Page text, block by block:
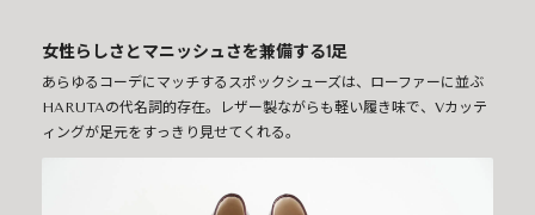
女性らしさとマニッシュさを兼備する1足
あらゆるコーデにマッチするスポックシューズは、ローファーに並ぶ
HARUTAの代名詞的存在。レザー製ながらも軽い履き味で、Vカッテ
ィングが足元をすっきり見せてくれる。